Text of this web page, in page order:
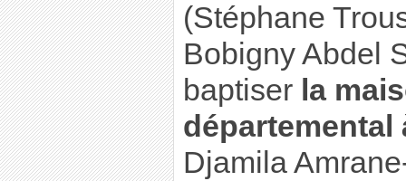
(Stéphane
Bobigny Abdel
baptiser la
départemental
Djamila